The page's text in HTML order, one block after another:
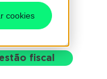
cookies
fiscal